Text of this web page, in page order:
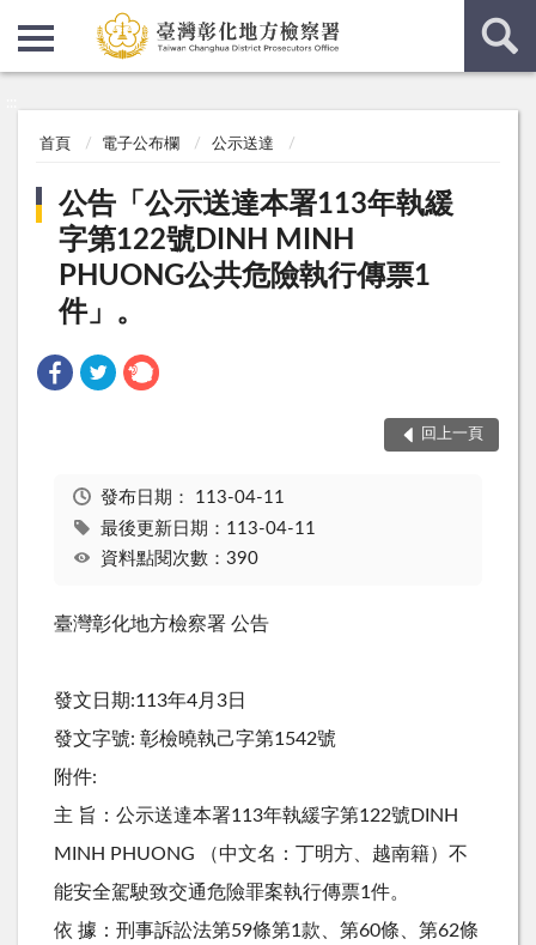
首頁 電子公布欄 公示送達
公告「公示送達本署113年執緩
字第122號DINH MINH
PHUONG公共危險執行傳票1
件」。
回上一頁
發布日期： 113-04-11
最後更新日期：113-04-11
資料點閱次數：390
臺灣彰化地方檢察署 公告
發文日期:113年4月3日
發文字號: 彰檢曉執己字第1542號
附件:
主 旨：公示送達本署113年執緩字第122號DINH
MINH PHUONG （中文名：丁明方、越南籍）不
能安全駕駛致交通危險罪案執行傳票1件。
依 據：刑事訴訟法第59條第1款、第60條、第62條